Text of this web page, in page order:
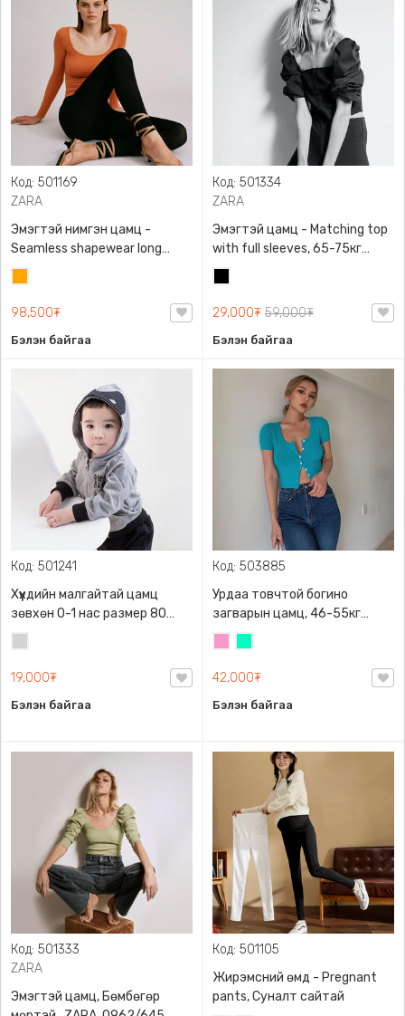
Код: 501169
ZARA
Эмэгтэй нимгэн цамц -
Seamless shapewear long
sleeve t-shirt, 40-60кг жинд
таарна, ZARA, 8779/458/615,
Урт ханцуйтай
98,500₮
Бэлэн байгаа
Код: 501334
ZARA
Эмэгтэй цамц - Matching top
with full sleeves, 65-75кг
жинд таарна, ZARA,
0962/642/800, Задгай
энгэртэй, Урт ханцуйтай,
29,000₮ 59,000₮
Бэлэн байгаа
Код: 501241
Хүүхдийн малгайтай цамц
зөвхөн 0-1 нас размер 80
сонголттой
19,000₮
Бэлэн байгаа
Код: 503885
Урдаа товчтой богино
загварын цамц, 46-55кг
жинд таарна
42,000₮
Бэлэн байгаа
Код: 501333
ZARA
Эмэгтэй цамц, Бөмбөгөр
Код: 501105
Жирэмсний өмд - Pregnant
pants, Суналт сайтай